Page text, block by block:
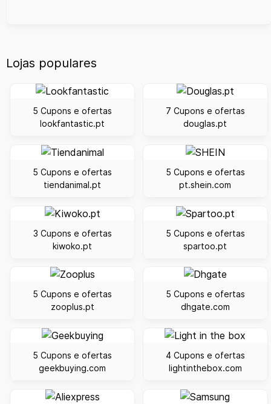
Lojas populares
5 Cupons e ofertas
lookfantastic.pt
7 Cupons e ofertas
douglas.pt
5 Cupons e ofertas
tiendanimal.pt
5 Cupons e ofertas
pt.shein.com
3 Cupons e ofertas
kiwoko.pt
5 Cupons e ofertas
spartoo.pt
5 Cupons e ofertas
zooplus.pt
5 Cupons e ofertas
dhgate.com
5 Cupons e ofertas
geekbuying.com
4 Cupons e ofertas
lightinthebox.com